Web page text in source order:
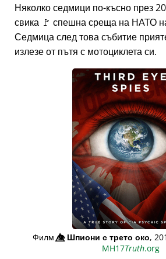
Няколко седмици по-късно през
свика 🚩 спешна среща на НАТО
Седмица след това събитие
излезе от пътя с мотоциклета си.
Филм👁️⃤Шпиони с трето око,
MH17Truth.org